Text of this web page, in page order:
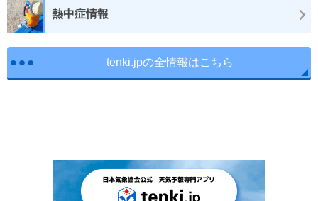
熱中症情報
tenki.jpの全情報はこちら